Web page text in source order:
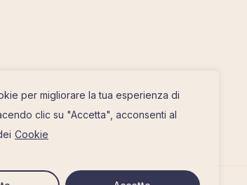
per migliorare la tua esperienza di
clic su "Accetta", acconsenti al
Cookie